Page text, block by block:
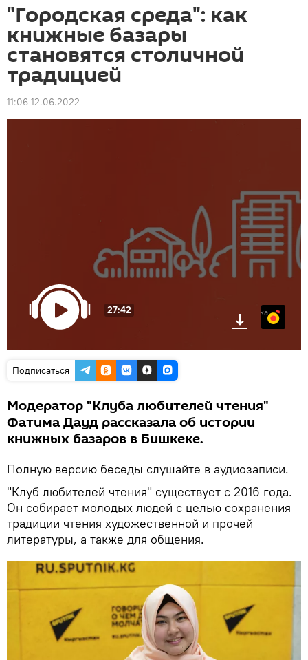
"Городская среда": как
книжные базары
становятся столичной
традицией
11:06 12.06.2022
27:42 Яндекс.Музыка
Подписаться
Модератор "Клуба любителей чтения"
Фатима Дауд рассказала об истории
книжных базаров в Бишкеке.
Полную версию беседы слушайте в аудиозаписи.
"Клуб любителей чтения" существует с 2016 года.
Он собирает молодых людей с целью сохранения
традиции чтения художественной и прочей
литературы, а также для общения.